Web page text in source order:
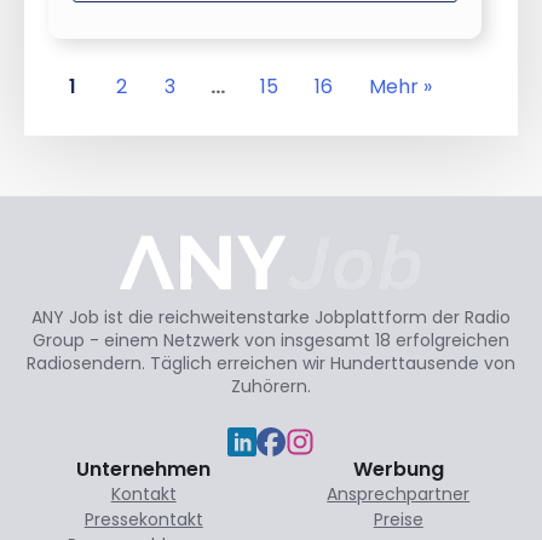
1 2 3 … 15 16 Mehr »
ANY Job ist die reichweitenstarke Jobplattform der Radio
Group - einem Netzwerk von insgesamt 18 erfolgreichen
Radiosendern. Täglich erreichen wir Hunderttausende von
Zuhörern.
Unternehmen
Kontakt
Pressekontakt
Werbung
Ansprechpartner
Preise